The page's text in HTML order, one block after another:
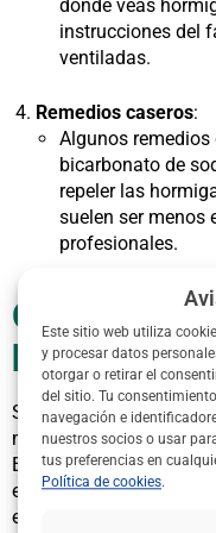
Este sitio web utiliza
y procesar datos
otorgar o retirar el
del sitio. Tu
navegación e
nuestros socios o usar
tus preferencias en
Política de cookies.
donde veas
instrucciones del
ventiladas.
Remedios caseros:
Algunos remedios
bicarbonato de
repeler las
suelen ser menos
profesionales.
Qué hacer si
hormigas
Si la infestación es
mismo, es hora de
En
ControldePlagas360
especializadas en
expertos cuentan con